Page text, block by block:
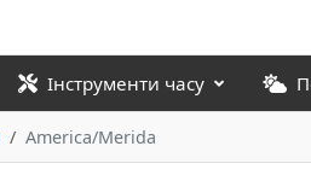
Інструменти часу
America/Merida